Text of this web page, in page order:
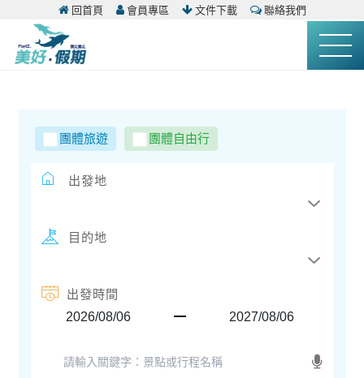
回首頁 會員專區 文件下載 聯絡我們
團體旅遊 團體自由行
出發地
目的地
出發時間